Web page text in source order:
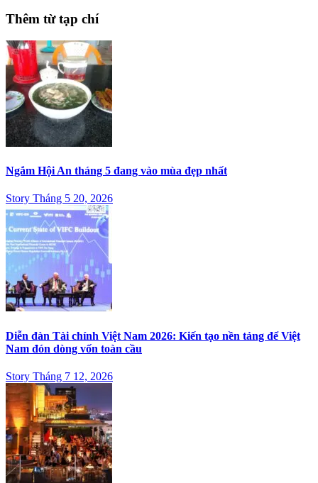
Thêm từ tạp chí
Ngắm Hội An tháng 5 đang vào mùa đẹp nhất
Story Tháng 5 20, 2026
Diễn đàn Tài chính Việt Nam 2026: Kiến tạo nền tảng để Việt
Nam đón dòng vốn toàn cầu
Story Tháng 7 12, 2026